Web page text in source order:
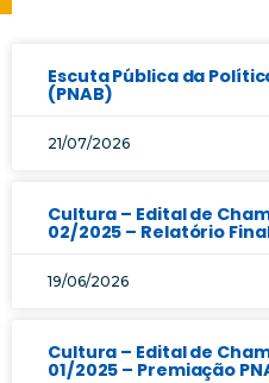
Escuta Pública da
(PNAB)
21/07/2026
Cultura – Edital de
02/2025 – Relatório
19/06/2026
Cultura – Edital de
01/2025 – Premiação